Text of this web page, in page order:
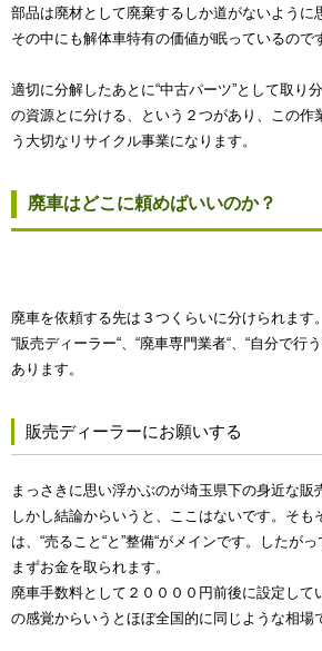
部品は廃材として廃棄するしか道がないように
その中にも解体車特有の価値が眠っているので
適切に分解したあとに“中古パーツ”として取り
の資源とに分ける、という２つがあり、この作
う大切なリサイクル事業になります。
廃車はどこに頼めばいいのか？
廃車を依頼する先は３つくらいに分けられます。
“販売ディーラー“、“廃車専門業者“、“自分で行
あります。
販売ディーラーにお願いする
まっさきに思い浮かぶのが埼玉県下の身近な販
しかし結論からいうと、ここはないです。そも
は、“売ること“と”整備“がメインです。したが
まずお金を取られます。
廃車手数料として２００００円前後に設定して
の感覚からいうとほぼ全国的に同じような相場